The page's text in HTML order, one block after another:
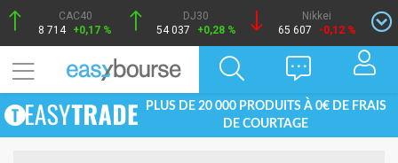
CAC40
8 714 +0,17 %
DJ30
54 037
+0,28 %
Nikkei
65 607
-0,12 %
PLUS DE 20 000 PRODUITS À 0€ DE FRAIS
DE COURTAGE